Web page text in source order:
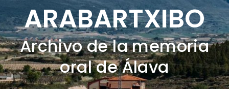
ARABARTXIBO
Archivo de la memoria
oral de Álava